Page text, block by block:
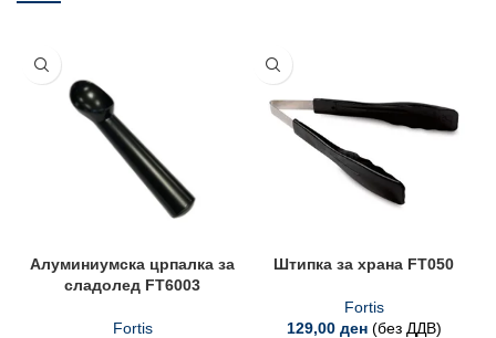
Алуминиумска црпалка за
сладолед FT6003
Fortis
Штипка за храна FT050
Fortis
129,00 ден (без ДДВ)